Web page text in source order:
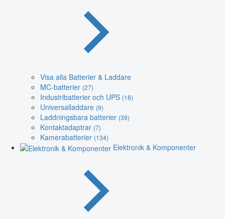
Visa alla Batterier & Laddare
MC-batterier (27)
Industribatterier och UPS (18)
Universalladdare (9)
Laddningsbara batterier (39)
Kontaktadaptrar (7)
Kamerabatterier (134)
Elektronik & Komponenter